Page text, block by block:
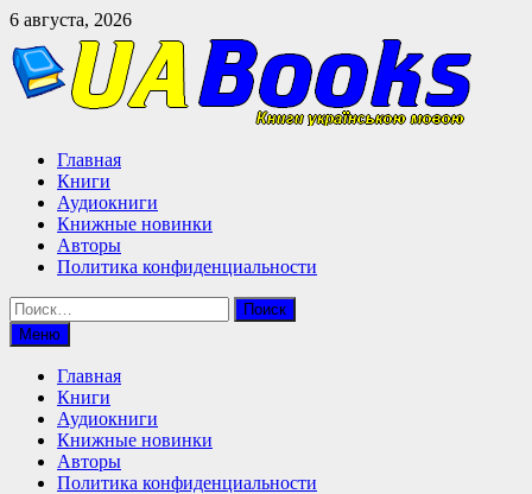
Перейти
содержимому
6 августа, 2026
Главная
Книги
Аудиокниги
Книжные новинки
Авторы
Политика конфиденциальности
Найти:
Меню
Главная
Книги
Аудиокниги
Книжные новинки
Авторы
Политика конфиденциальности